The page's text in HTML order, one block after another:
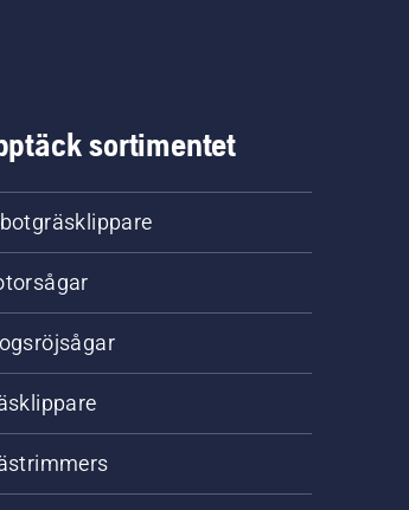
sortimentet